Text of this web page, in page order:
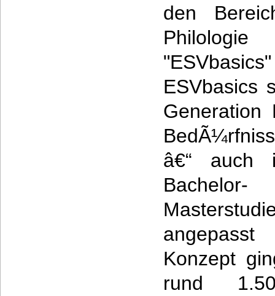
den
ESVbasics
Generation
â€“ auch
Konzept
rund